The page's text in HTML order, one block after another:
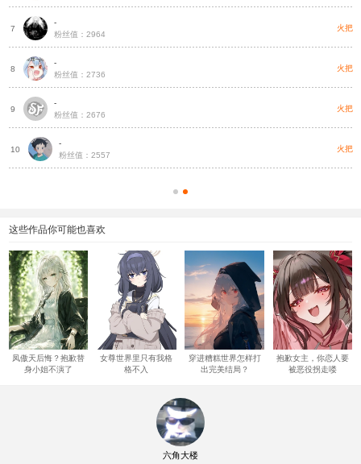
7
-
粉丝值：2964
火把
8
-
粉丝值：2736
火把
9
-
粉丝值：2676
火把
10
-
粉丝值：2557
火把
这些作品你可能也喜欢
凤傲天后悔？抱歉替
身小姐不演了
女尊世界里只有我格
格不入
穿进糟糕世界怎样打
出完美结局？
抱歉女主，你恋人要
被恶役拐走喽
六角大楼